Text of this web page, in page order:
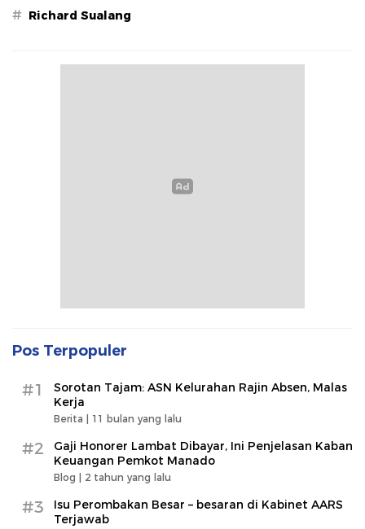
# Richard Sualang
Pos Terpopuler
#1
Sorotan Tajam: ASN Kelurahan Rajin Absen, Malas
Kerja
Berita | 11 bulan yang lalu
#2
Gaji Honorer Lambat Dibayar, Ini Penjelasan Kaban
Keuangan Pemkot Manado
Blog | 2 tahun yang lalu
#3
Isu Perombakan Besar – besaran di Kabinet AARS
Terjawab